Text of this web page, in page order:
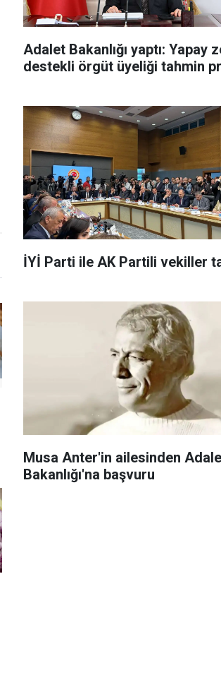
Adalet Bakanlığı yaptı: Yapay
destekli örgüt üyeliği tahmin
İYİ Parti ile AK Partili vekiller
Musa Anter'in ailesinden
Bakanlığı'na başvuru